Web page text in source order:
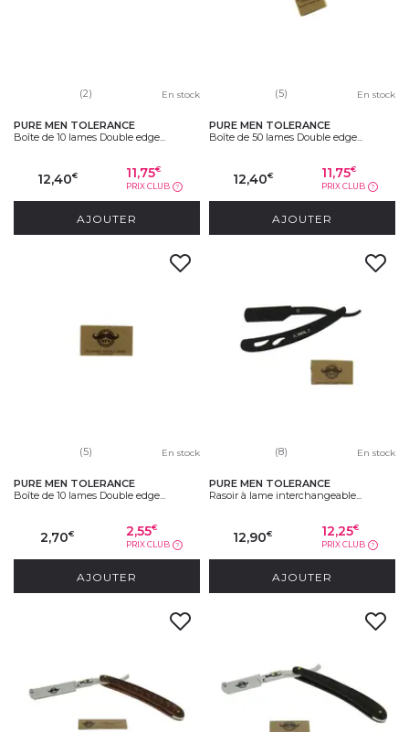
(2) En stock
PURE MEN TOLERANCE
Boîte de 10 lames Double edge...
12,40€ 11,75€
PRIX CLUB ?
AJOUTER
(5) En stock
PURE MEN TOLERANCE
Boîte de 50 lames Double edge...
12,40€ 11,75€
PRIX CLUB ?
AJOUTER
(5) En stock
PURE MEN TOLERANCE
Boîte de 10 lames Double edge...
2,70€ 2,55€
PRIX CLUB ?
AJOUTER
(8) En stock
PURE MEN TOLERANCE
Rasoir à lame interchangeable...
12,90€ 12,25€
PRIX CLUB ?
AJOUTER